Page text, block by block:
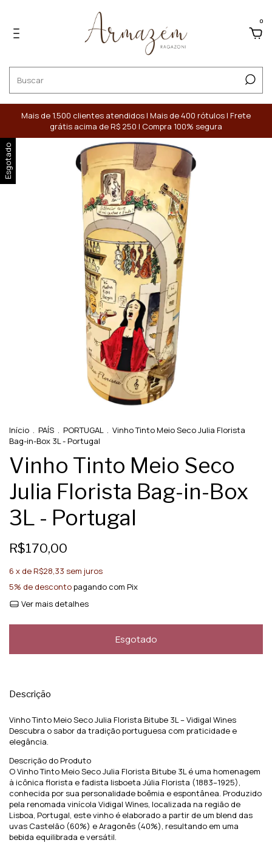
0
Mais de 1.500 clientes atendidos | Mais de 400 rótulos | Frete
grátis acima de R$ 250 | Compra 100% segura
Esgotado
Início . PAÍS . PORTUGAL . Vinho Tinto Meio Seco Julia Florista
Bag-in-Box 3L - Portugal
Vinho Tinto Meio Seco
Julia Florista Bag-in-Box
3L - Portugal
R$170,00
6 x deR$28,33 sem juros
5% de descontopagando com Pix
Ver mais detalhes
Descrição
Vinho Tinto Meio Seco Julia Florista Bitube 3L – Vidigal Wines
Descubra o sabor da tradição portuguesa com praticidade e
elegância.
Descrição do Produto
O Vinho Tinto Meio Seco Julia Florista Bitube 3L é uma homenagem
à icônica florista e fadista lisboeta Júlia Florista (1883–1925),
conhecida por sua personalidade boêmia e espontânea. Produzido
pela renomada vinícola Vidigal Wines, localizada na região de
Lisboa, Portugal, este vinho é elaborado a partir de um blend das
uvas Castelão (60%) e Aragonês (40%), resultando em uma
bebida equilibrada e versátil.